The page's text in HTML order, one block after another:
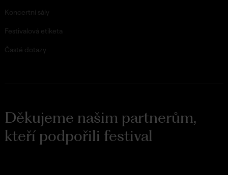
Koncertní sály
Festivalová etiketa
Časté dotazy
Děkujeme našim partnerům,
kteří podpořili festival